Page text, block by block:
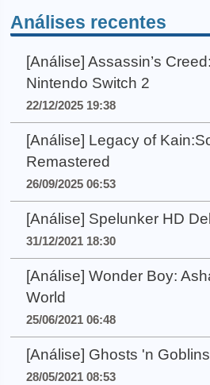
Análises recentes
[Análise] Assassin’s
Nintendo Switch 2
22/12/2025 19:38
[Análise] Legacy of
Remastered
26/09/2025 06:53
[Análise] Spelunker HD
31/12/2021 18:30
[Análise] Wonder Boy:
World
25/06/2021 06:48
[Análise] Ghosts 'n
28/05/2021 08:53